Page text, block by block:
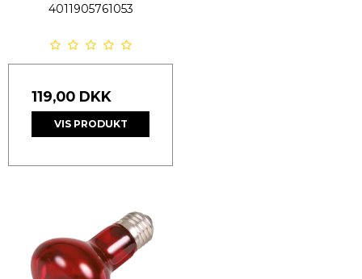
4011905761053
119,00 DKK
VIS PRODUKT